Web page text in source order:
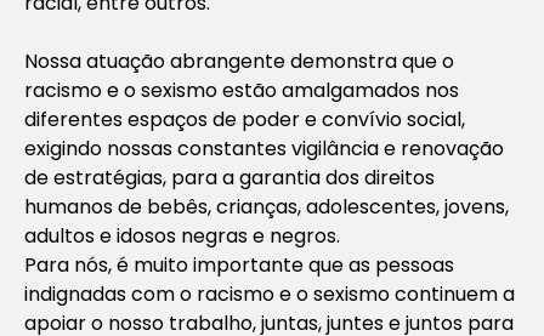
Nossa atuação abrangente demonstra que o
racismo e o sexismo estão amalgamados nos
diferentes espaços de poder e convívio social,
exigindo nossas constantes vigilância e renovação
de estratégias, para a garantia dos direitos
humanos de bebês, crianças, adolescentes, jovens,
adultos e idosos negras e negros.
Para nós, é muito importante que as pessoas
indignadas com o racismo e o sexismo continuem a
apoiar o nosso trabalho, juntas, juntes e juntos para